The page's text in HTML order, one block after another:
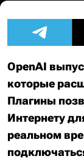
OpenAI
которые
Плагины
Интернету
реальном